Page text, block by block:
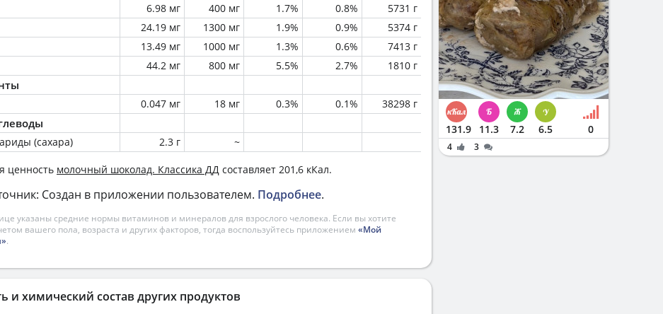
6.98 мг 400 мг 1.7% 0.8%
5731 г
24.19 мг 1300 мг 1.9% 0.9%
5374 г
13.49 мг 1000 мг 1.3% 0.6%
7413 г
44.2 мг 800 мг 5.5% 2.7% 1810 г
0.047 мг 18 мг 0.3% 0.1% 38298 г
(сахара) 2.3 г ~
ценность молочный шоколад. Классика ДД составляет 201,6 кКал.
Создан в приложении пользователем. Подробнее.
указаны средние нормы витаминов и минералов для взрослого человека. Если вы хотите
вашего пола, возраста и других факторов, тогда воспользуйтесь приложением «Мой
.
и химический состав других продуктов
131.9 11.3 7.2 6.5 0
4 3